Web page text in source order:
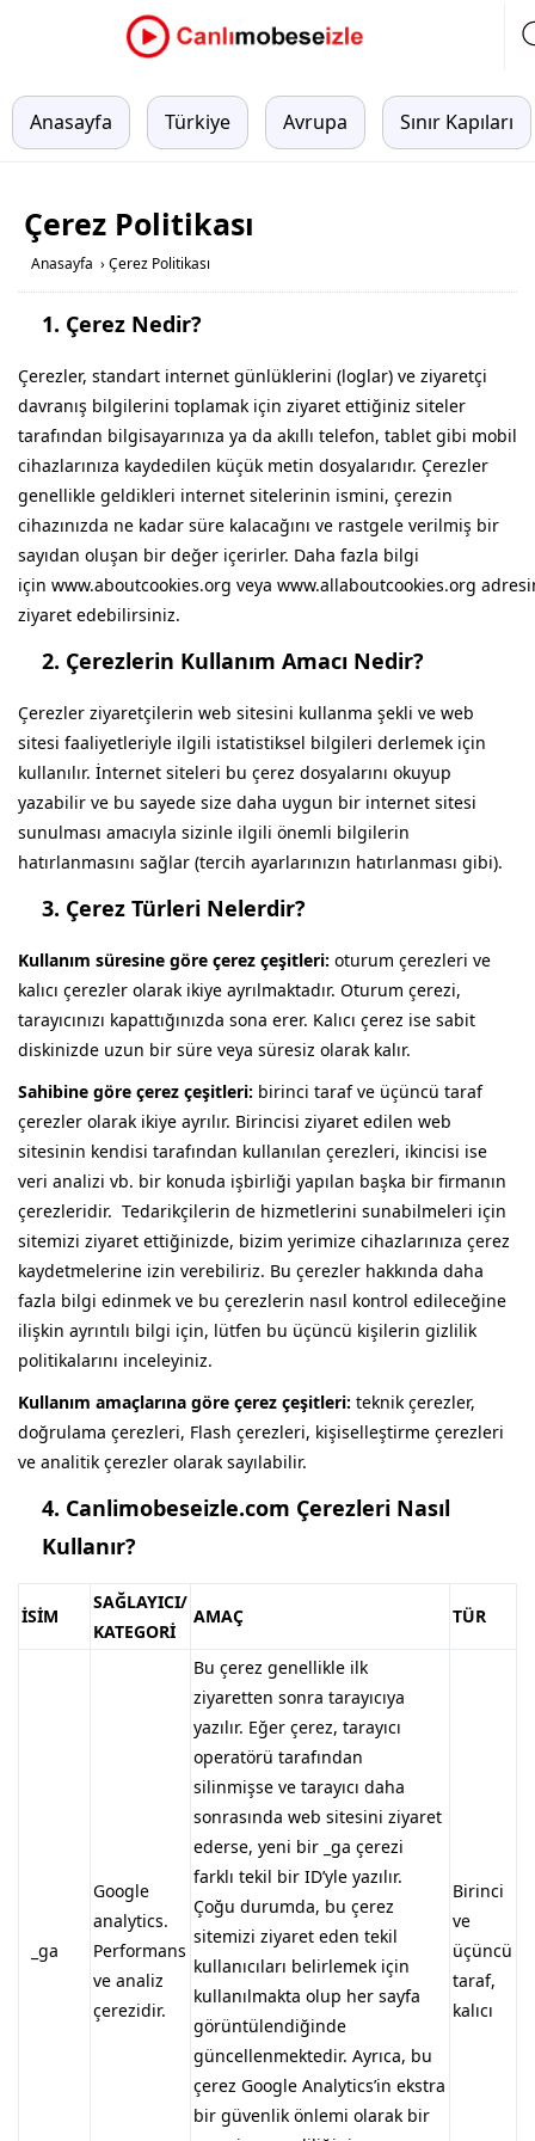
Anasayfa Türkiye Avrupa Sınır Kapıları
Çerez Politikası
Anasayfa › Çerez Politikası
1. Çerez Nedir?
Çerezler, standart internet günlüklerini (loglar) ve ziyaretçi
davranış bilgilerini toplamak için ziyaret ettiğiniz siteler
tarafından bilgisayarınıza ya da akıllı telefon, tablet gibi mobil
cihazlarınıza kaydedilen küçük metin dosyalarıdır. Çerezler
genellikle geldikleri internet sitelerinin ismini, çerezin
cihazınızda ne kadar süre kalacağını ve rastgele verilmiş bir
sayıdan oluşan bir değer içerirler. Daha fazla bilgi
için www.aboutcookies.org veya www.allaboutcookies.org
ziyaret edebilirsiniz.
2. Çerezlerin Kullanım Amacı Nedir?
Çerezler ziyaretçilerin web sitesini kullanma şekli ve web
sitesi faaliyetleriyle ilgili istatistiksel bilgileri derlemek için
kullanılır. İnternet siteleri bu çerez dosyalarını okuyup
yazabilir ve bu sayede size daha uygun bir internet sitesi
sunulması amacıyla sizinle ilgili önemli bilgilerin
hatırlanmasını sağlar (tercih ayarlarınızın hatırlanması gibi).
3. Çerez Türleri Nelerdir?
Kullanım süresine göre çerez çeşitleri: oturum çerezleri ve
kalıcı çerezler olarak ikiye ayrılmaktadır. Oturum çerezi,
tarayıcınızı kapattığınızda sona erer. Kalıcı çerez ise sabit
diskinizde uzun bir süre veya süresiz olarak kalır.
Sahibine göre çerez çeşitleri: birinci taraf ve üçüncü taraf
çerezler olarak ikiye ayrılır. Birincisi ziyaret edilen web
sitesinin kendisi tarafından kullanılan çerezleri, ikincisi ise
veri analizi vb. bir konuda işbirliği yapılan başka bir firmanın
çerezleridir. Tedarikçilerin de hizmetlerini sunabilmeleri için
sitemizi ziyaret ettiğinizde, bizim yerimize cihazlarınıza çerez
kaydetmelerine izin verebiliriz. Bu çerezler hakkında daha
fazla bilgi edinmek ve bu çerezlerin nasıl kontrol edileceğine
ilişkin ayrıntılı bilgi için, lütfen bu üçüncü kişilerin gizlilik
politikalarını inceleyiniz.
Kullanım amaçlarına göre çerez çeşitleri: teknik çerezler,
doğrulama çerezleri, Flash çerezleri, kişiselleştirme çerezleri
ve analitik çerezler olarak sayılabilir.
4. Canlimobeseizle.com Çerezleri Nasıl
Kullanır?
İSİM
SAĞLAYICI/
KATEGORİ
AMAÇ TÜR
_ga
Google
analytics.
Performans
ve analiz
çerezidir.
Bu çerez genellikle ilk
ziyaretten sonra tarayıcıya
yazılır. Eğer çerez, tarayıcı
operatörü tarafından
silinmişse ve tarayıcı daha
sonrasında web sitesini ziyaret
ederse, yeni bir _ga çerezi
farklı tekil bir ID’yle yazılır.
Çoğu durumda, bu çerez
sitemizi ziyaret eden tekil
kullanıcıları belirlemek için
kullanılmakta olup her sayfa
görüntülendiğinde
güncellenmektedir. Ayrıca, bu
çerez Google Analytics’in ekstra
bir güvenlik önlemi olarak bir
Birinci
ve
üçüncü
taraf,
kalıcı